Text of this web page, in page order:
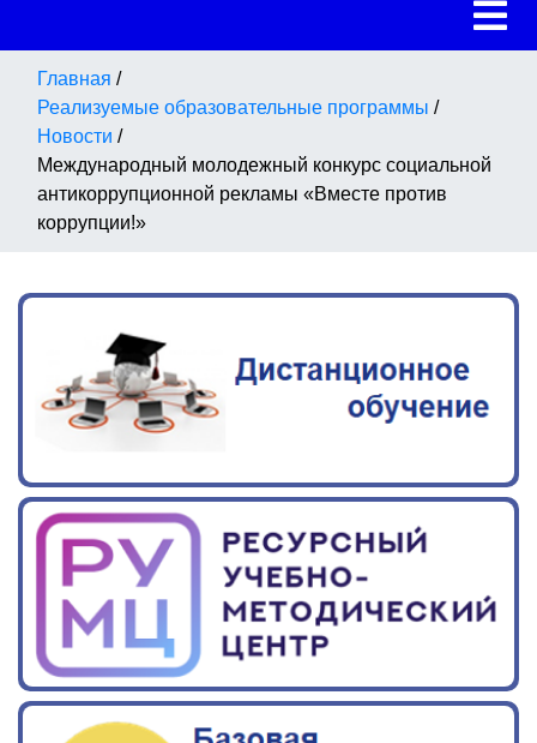
Главная /
Реализуемые образовательные программы /
Новости /
Международный молодежный конкурс социальной
антикоррупционной рекламы «Вместе против
коррупции!»